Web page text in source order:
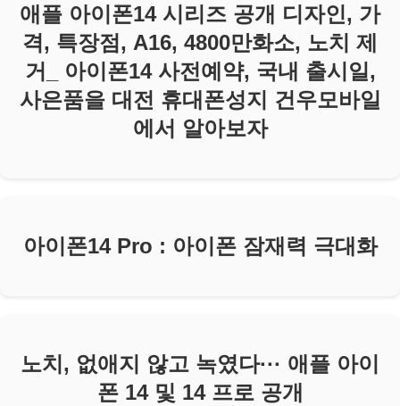
애플 아이폰14 시리즈 공개 디자인, 가
격, 특장점, A16, 4800만화소, 노치 제
거_ 아이폰14 사전예약, 국내 출시일,
사은품을 대전 휴대폰성지 건우모바일
에서 알아보자
아이폰14 Pro : 아이폰 잠재력 극대화
노치, 없애지 않고 녹였다··· 애플 아이
폰 14 및 14 프로 공개